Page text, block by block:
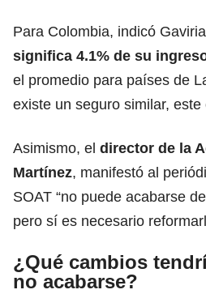
Para Colombia, indicó
significa 4.1% de su
el promedio para países de
existe un seguro similar, este
Asimismo, el director de la
Martínez, manifestó al
SOAT “no puede acabarse
pero sí es necesario
¿Qué cambios
no acabarse?